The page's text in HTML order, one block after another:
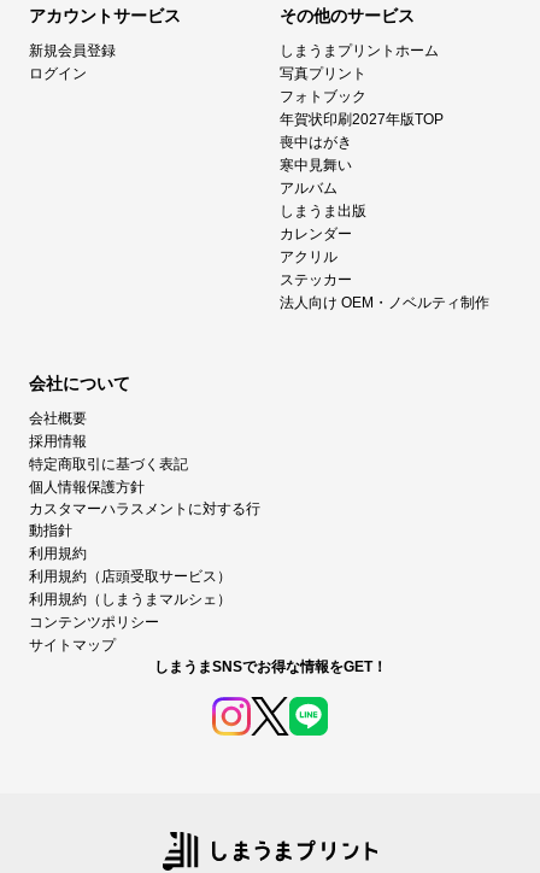
アカウントサービス
新規会員登録
ログイン
その他のサービス
しまうまプリントホーム
写真プリント
フォトブック
年賀状印刷2027年版TOP
喪中はがき
寒中見舞い
アルバム
しまうま出版
カレンダー
アクリル
ステッカー
法人向け OEM・ノベルティ制作
会社について
会社概要
採用情報
特定商取引に基づく表記
個人情報保護方針
カスタマーハラスメントに対する行
動指針
利用規約
利用規約（店頭受取サービス）
利用規約（しまうまマルシェ）
コンテンツポリシー
サイトマップ
しまうまSNSでお得な情報をGET！